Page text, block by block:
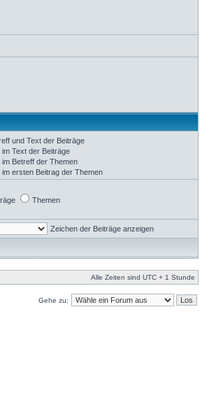
und Text der Beiträge
im Text der Beiträge
im Betreff der Themen
im ersten Beitrag der Themen
Themen
Zeichen der Beiträge anzeigen
Alle Zeiten sind UTC + 1 Stunde
Gehe zu: